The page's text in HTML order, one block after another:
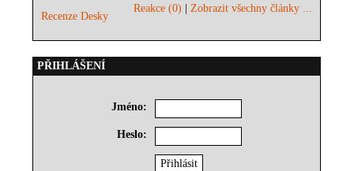
Recenze Desky
Reakce (0) |Zobrazit všechny články ...
PŘIHLÁŠENÍ
Jméno:
Heslo: